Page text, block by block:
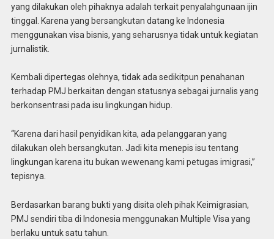
yang dilakukan oleh pihaknya adalah terkait penyalahgunaan ijin
tinggal. Karena yang bersangkutan datang ke Indonesia
menggunakan visa bisnis, yang seharusnya tidak untuk kegiatan
jurnalistik.
Kembali dipertegas olehnya, tidak ada sedikitpun penahanan
terhadap PMJ berkaitan dengan statusnya sebagai jurnalis yang
berkonsentrasi pada isu lingkungan hidup.
“Karena dari hasil penyidikan kita, ada pelanggaran yang
dilakukan oleh bersangkutan. Jadi kita menepis isu tentang
lingkungan karena itu bukan wewenang kami petugas imigrasi,”
tepisnya.
Berdasarkan barang bukti yang disita oleh pihak Keimigrasian,
PMJ sendiri tiba di Indonesia menggunakan Multiple Visa yang
berlaku untuk satu tahun.